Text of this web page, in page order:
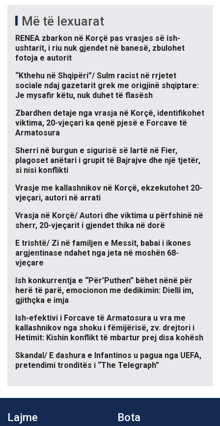
Më të lexuarat
RENEA zbarkon në Korçë pas vrasjes së ish-
ushtarit, i riu nuk gjendet në banesë, zbulohet
fotoja e autorit
“Kthehu në Shqipëri”/ Sulm racist në rrjetet
sociale ndaj gazetarit grek me origjinë shqiptare:
Je mysafir këtu, nuk duhet të flasësh
Zbardhen detaje nga vrasja në Korçë, identifikohet
viktima, 20-vjeçari ka qenë pjesë e Forcave të
Armatosura
Sherri në burgun e sigurisë së lartë në Fier,
plagoset anëtari i grupit të Bajrajve dhe një tjetër,
si nisi konflikti
Vrasje me kallashnikov në Korçë, ekzekutohet 20-
vjeçari, autori në arrati
Vrasja në Korçë/ Autori dhe viktima u përfshinë në
sherr, 20-vjeçarit i gjendet thika në dorë
E trishtë/ Zi në familjen e Messit, babai i ikones
argjentinase ndahet nga jeta në moshën 68-
vjeçare
Ish konkurrentja e “Për’Puthen” bëhet nënë për
herë të parë, emocionon me dedikimin: Dielli im,
gjithçka e imja
Ish-efektivi i Forcave të Armatosura u vra me
kallashnikov nga shoku i fëmijërisë, zv. drejtori i
Hetimit: Kishin konflikt të mbartur prej disa kohësh
Skandal/ E dashura e Infantinos u pagua nga UEFA,
pretendimi tronditës i “The Telegraph”
Lajme Bota